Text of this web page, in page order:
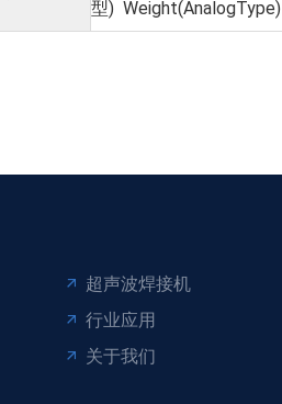
型) Weight(AnalogType)
超声波焊接机
行业应用
关于我们